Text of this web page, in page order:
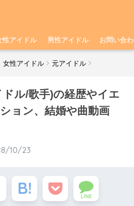
性アイドル 男性アイドル お問い合
女性アイドル 元アイドル
ル/歌手)の経歴やイエ
ョン、結婚や曲動画
10/23
LINE